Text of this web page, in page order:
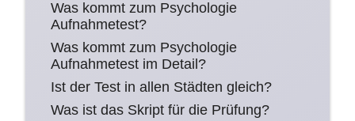
Was kommt zum Psychologie
Aufnahmetest?
Was kommt zum Psychologie
Aufnahmetest im Detail?
Ist der Test in allen Städten gleich?
Was ist das Skript für die Prüfung?